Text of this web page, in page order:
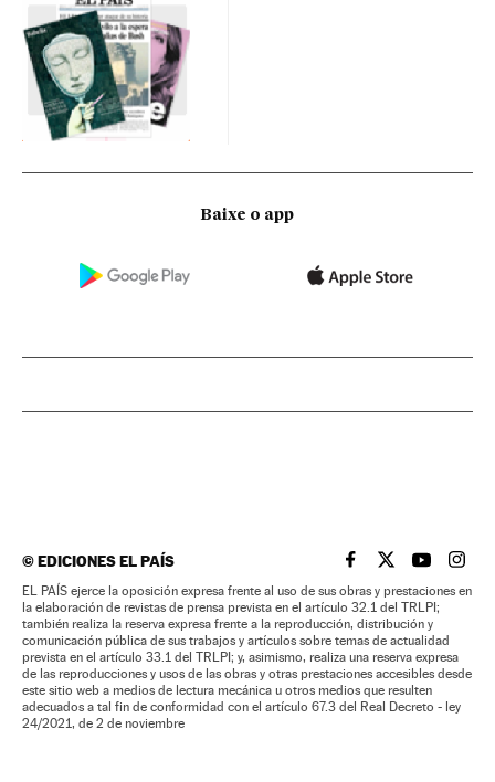
Baixe o app
©EDICIONES EL PAÍS EL PAÍS BRASIL EN
EL PAÍSEL PAÍS
EL
EL PAÍS ejerce la oposición expresa frente al uso de sus obras y prestaciones en
la elaboración de revistas de prensa prevista en el artículo 32.1 del TRLPI;
también realiza la reserva expresa frente a la reproducción, distribución y
comunicación pública de sus trabajos y artículos sobre temas de actualidad
prevista en el artículo 33.1 del TRLPI; y, asimismo, realiza una reserva expresa
de las reproducciones y usos de las obras y otras prestaciones accesibles desde
este sitio web a medios de lectura mecánica u otros medios que resulten
adecuados a tal fin de conformidad con el artículo 67.3 del Real Decreto - ley
24/2021, de 2 de noviembre